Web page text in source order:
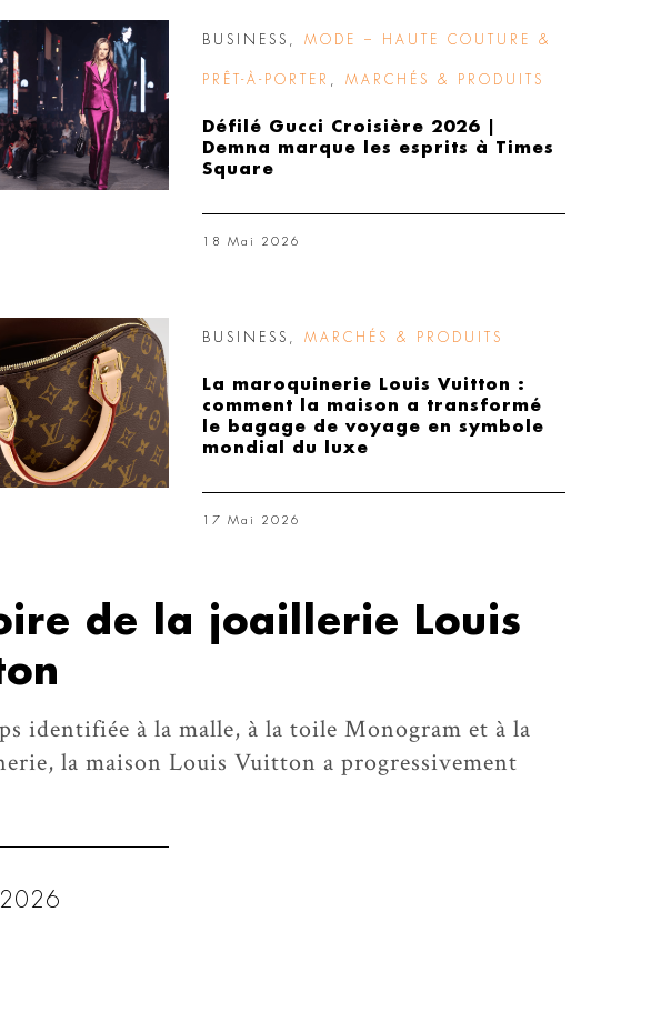
BUSINESS MODE – HAUTE COUTURE &
PRÊT-À-PORTER MARCHÉS & PRODUITS
Défilé Gucci Croisière 2026 |
Demna marque les esprits à Times
Square
18 Mai 2026
BUSINESS MARCHÉS & PRODUITS
La maroquinerie Louis Vuitton :
comment la maison a transformé
le bagage de voyage en symbole
mondial du luxe
17 Mai 2026
de la joaillerie Louis
identifiée à la malle, à la toile Monogram et à la
la maison Louis Vuitton a progressivement